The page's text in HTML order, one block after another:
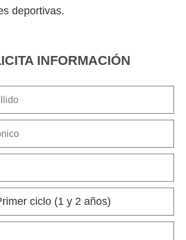
deportivas.
INFORMACIÓN